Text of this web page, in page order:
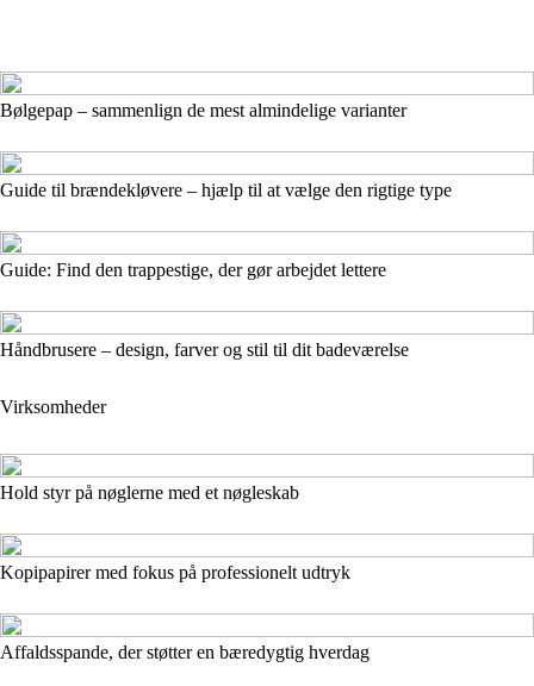
Bølgepap – sammenlign de mest almindelige varianter
Guide til brændekløvere – hjælp til at vælge den rigtige type
Guide: Find den trappestige, der gør arbejdet lettere
Håndbrusere – design, farver og stil til dit badeværelse
Virksomheder
Hold styr på nøglerne med et nøgleskab
Kopipapirer med fokus på professionelt udtryk
Affaldsspande, der støtter en bæredygtig hverdag